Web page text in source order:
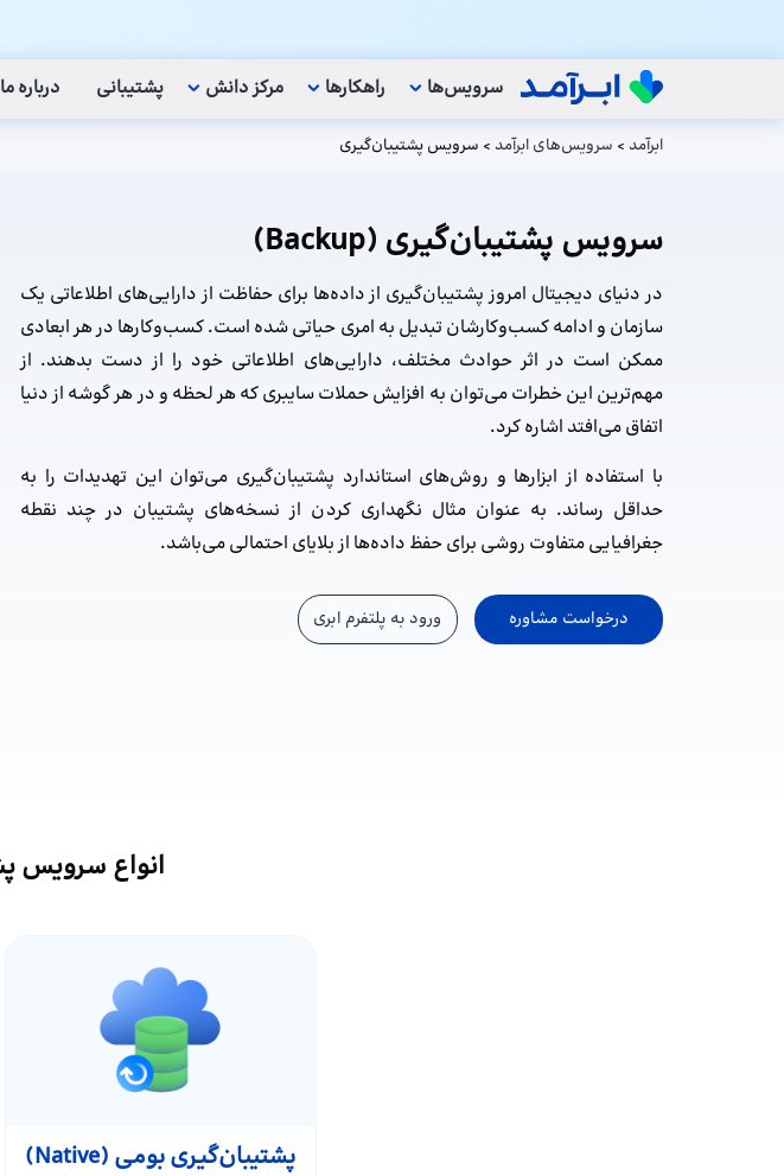
سرویس‌ها راهکار‌ها مرکز دانش پشتیبانی درباره ما
ابرآمد > سرویس‌های ابرآمد > سرویس پشتیبان‌گیری
سرویس پشتیبان‌گیری (Backup)
در دنیای دیجیتال امروز پشتیبان‌گیری از داده‌ها برای حفاظت از دارایی‌های اطلاعاتی یک
سازمان و ادامه کسب‌وکارشان تبدیل به امری حیاتی شده است. کسب‌وکارها در هر ابعادی
ممکن است در اثر حوادث مختلف، دارایی‌های اطلاعاتی خود را از دست بدهند. از
مهم‌ترین این خطرات می‌توان به افزایش حملات سایبری که هر لحظه و در هر گوشه از دنیا
اتفاق می‌افتد اشاره کرد.
با استفاده از ابزارها و روش‌های استاندارد پشتیبان‌گیری می‌توان این تهدیدات را به
حداقل رساند. به عنوان مثال نگهداری کردن از نسخه‌های پشتیبان در چند نقطه
جغرافیایی متفاوت روشی برای حفظ داده‌ها از بلایای احتمالی می‌باشد.
درخواست مشاوره ورود به پلتفرم ابری
انواع سرویس‌
پشتیبان‌گیری بومی (Native)